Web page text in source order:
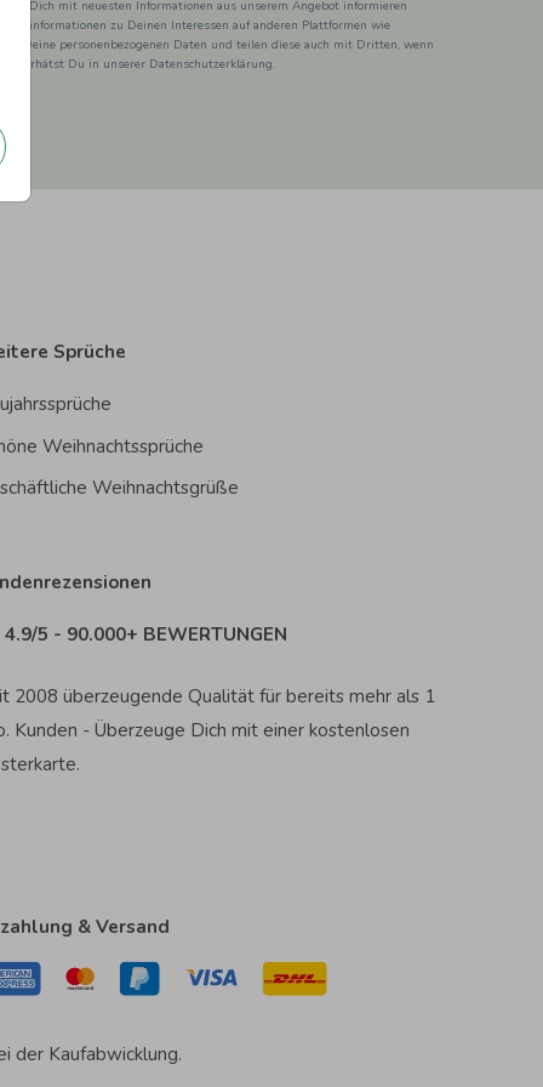
Dich mit neuesten Informationen aus unserem Angebot informieren
zu Deinen Interessen auf anderen Plattformen wie
Deine personenbezogenen Daten und teilen diese auch mit Dritten, wenn
erhätst Du in unserer Datenschutzerklärung.
Sprüche
Weihnachtssprüche
Weihnachtsgrüße
4.9/5 - 90.000+ BEWERTUNGEN
2008 überzeugende Qualität für bereits mehr als 1
Kunden - Überzeuge Dich mit einer kostenlosen
& Versand
der Kaufabwicklung.